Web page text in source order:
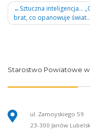
Nawigacja
wpisu
Sztuczna inteligencja…
brat, co opanowuje świat…
Starostwo Powiatowe
ul. Zamoyskiego 59
23-300 Janów